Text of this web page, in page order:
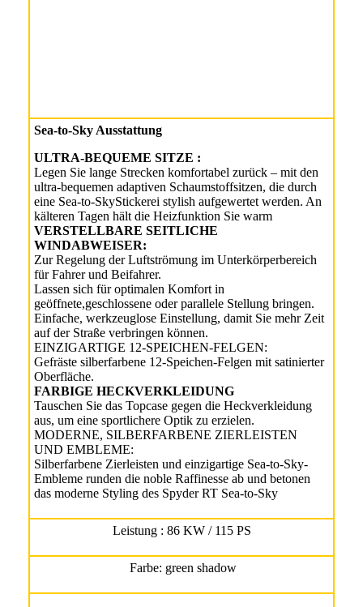
Sea-to-Sky Ausstattung
ULTRA-BEQUEME SITZE :
Legen Sie lange Strecken komfortabel zurück – mit den
ultra-bequemen adaptiven Schaumstoffsitzen, die durch
eine Sea-to-SkyStickerei stylish aufgewertet werden. An
kälteren Tagen hält die Heizfunktion Sie warm
VERSTELLBARE SEITLICHE
WINDABWEISER:
Zur Regelung der Luftströmung im Unterkörperbereich
für Fahrer und Beifahrer.
Lassen sich für optimalen Komfort in
geöffnete,geschlossene oder parallele Stellung bringen.
Einfache, werkzeuglose Einstellung, damit Sie mehr Zeit
auf der Straße verbringen können.
EINZIGARTIGE 12-SPEICHEN-FELGEN:
Gefräste silberfarbene 12-Speichen-Felgen mit satinierter
Oberfläche.
FARBIGE HECKVERKLEIDUNG
Tauschen Sie das Topcase gegen die Heckverkleidung
aus, um eine sportlichere Optik zu erzielen.
MODERNE, SILBERFARBENE ZIERLEISTEN
UND EMBLEME:
Silberfarbene Zierleisten und einzigartige Sea-to-Sky-
Embleme runden die noble Raffinesse ab und betonen
das moderne Styling des Spyder RT Sea-to-Sky
Leistung : 86 KW / 115 PS
Farbe: green shadow